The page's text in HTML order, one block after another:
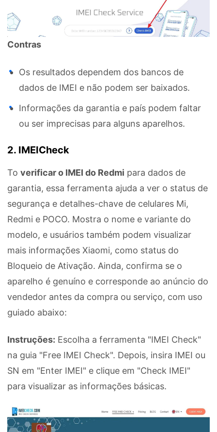
Contras
Os resultados dependem dos bancos de
dados de IMEI e não podem ser baixados.
Informações da garantia e país podem faltar
ou ser imprecisas para alguns aparelhos.
2. IMEICheck
To verificar o IMEI do Redmi para dados de
garantia, essa ferramenta ajuda a ver o status de
segurança e detalhes-chave de celulares Mi,
Redmi e POCO. Mostra o nome e variante do
modelo, e usuários também podem visualizar
mais informações Xiaomi, como status do
Bloqueio de Ativação. Ainda, confirma se o
aparelho é genuíno e corresponde ao anúncio do
vendedor antes da compra ou serviço, com uso
guiado abaixo:
Instruções: Escolha a ferramenta "IMEI Check"
na guia "Free IMEI Check". Depois, insira IMEI ou
SN em "Enter IMEI" e clique em "Check IMEI"
para visualizar as informações básicas.